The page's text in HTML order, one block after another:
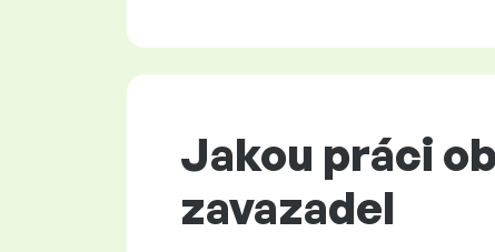
Jakou práci
zavazadel